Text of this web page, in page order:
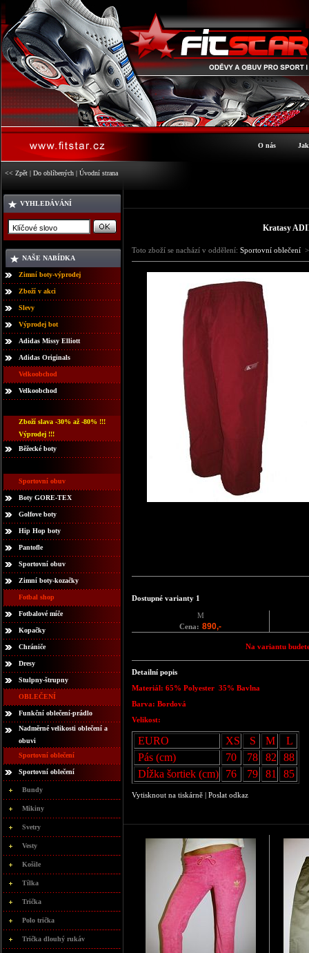
O nás
<< Zpět | Do oblíbených | Úvodní strana
VYHLEDÁVÁNÍ
NAŠE NABÍDKA
Zimní boty-výprodej
Zboží v akci
Slevy
Výprodej bot
Adidas Missy Elliott
Adidas Originals
Velkoobchod
Velkoobchod
Zboží slava -30% až -80% !!!
Výprodej !!!
Běžecké boty
Sportovní obuv
Boty GORE-TEX
Golfove boty
Hip Hop boty
Pantofle
Sportovní obuv
Zimní boty-kozačky
Fotbal shop
Fotbalové míče
Kopačky
Chrániče
Dresy
Stulpny-štrupny
OBLEČENÍ
Funkční oblečení-prádlo
Nadměrné velikosti oblečení a
obuvi
Sportovní oblečení
Sportovní oblečení
Bundy
Mikiny
Svetry
Vesty
Košile
Tílka
Trička
Polo trička
Trička dlouhý rukáv
Kratasy
Toto zboží se nachází v oddělení: Sportovní oblečení
Dostupné varianty 1
M
Cena: 890,-
Na variantu
Detailní popis
Materiál: 65% Polyester 35% Bavlna
Barva: Bordová
Velikost:
EURO XS S M
L
Pás (cm)
70 78 82
88
Dĺžka šortiek (cm)
76 79 81 85
Vytisknout na tiskárně | Poslat odkaz